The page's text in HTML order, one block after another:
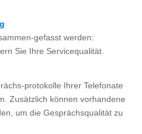
gefasst werden:
Sie Ihre Servicequalität.
protokolle Ihrer Telefonate
Zusätzlich können vorhandene
um die Gesprächsqualität zu